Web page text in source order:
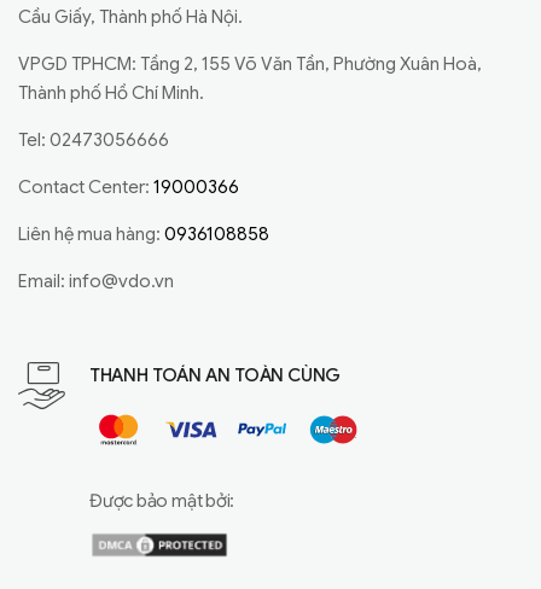
Cầu Giấy, Thành phố Hà Nội.
VPGD TPHCM: Tầng 2, 155 Võ Văn Tần, Phường Xuân Hoà,
Thành phố Hồ Chí Minh.
Tel: 02473056666
Contact Center: 19000366
Liên hệ mua hàng: 0936108858
Email: info@vdo.vn
THANH TOÁN AN TOÀN CÙNG
Được bảo mật bởi: